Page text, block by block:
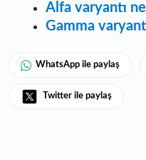
Alfa varyantı
Gamma
WhatsApp ile paylaş
Twitter ile paylaş